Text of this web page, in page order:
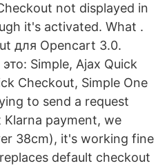
not displayed in
it's activated. What .
для Opencart 3.0.
Simple, Ajax Quick
Checkout, Simple One
to send a request
payment, we
38cm), it's working fine
default checkout